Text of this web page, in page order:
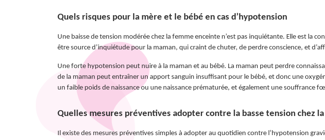
Quels risques pour la mère et le bébé en cas d’hypotension
Une baisse de tension modérée chez la femme enceinte n’est pas inquiétante. Elle est la
être source d’inquiétude pour la maman, qui craint de chuter, de perdre conscience, et
Une forte hypotension peut nuire à la maman et au bébé. La maman peut perdre
de la maman peut entraîner un apport sanguin insuffisant pour le bébé, et donc une
un faible poids de naissance ou une naissance prématurée, et également une souffrance
Quelles mesures préventives adopter contre la basse tension chez
Il existe des mesures préventives simples à adopter au quotidien contre l’hypotension